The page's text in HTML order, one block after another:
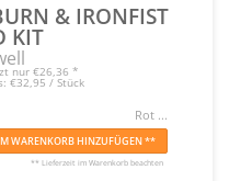
& IRONFIST
KIT
nur €26,36 *
€32,95 / Stück
Rot ...
WARENKORB HINZUFÜGEN **
** Lieferzeit im Warenkorb beachten